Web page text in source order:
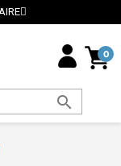
0
search